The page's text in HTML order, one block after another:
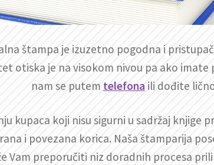
štampa je izuzetno pogodna i
otiska je na visokom nivou pa ako
nam se putemtelefonaili dođite
kupaca koji nisu sigurni u sadržaj
i povezana korica. Naša štamparija
Vam preporučiti niz doradnih procesa